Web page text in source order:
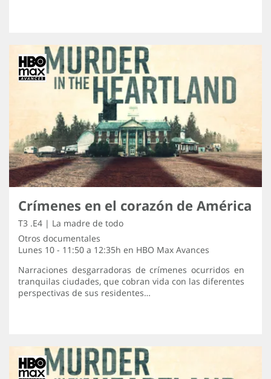
Crímenes en el corazón de América
T3 .E4 | La madre de todo
Otros documentales
Lunes 10 - 11:50 a 12:35h en HBO Max Avances
Narraciones desgarradoras de crímenes ocurridos en
tranquilas ciudades, que cobran vida con las diferentes
perspectivas de sus residentes…